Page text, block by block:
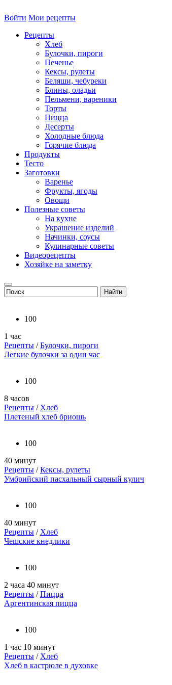
Войти Мои рецепты
Рецепты
Хлеб
Булочки, пироги
Печенье
Кексы, рулеты
Беляши, чебуреки
Блины, оладьи
Пельмени, вареники
Торты
Пицца
Десерты
Холодные блюда
Горячие блюда
Продукты
Тесто
Заготовки
Варенье
Фрукты, ягоды
Овощи
Полезные советы
На кухне
Украшение изделий
Начинки, соусы
Кулинарные советы
Видеорецепты
Хозяйке на заметку
100
1 час
Рецепты /Булочки, пироги
Легкие булочки за один час
100
8 часов
Рецепты / Хлеб
Плетеный хлеб бриошь
100
40 минут
Рецепты /Кексы, рулеты
Умбрийский пасхальный сырный кулич
100
40 минут
Рецепты / Хлеб
Чешские кнедлики
100
2 часа 40 минут
Рецепты /Пицца
Аргентинская пицца
100
1 час 10 минут
Рецепты / Хлеб
Хлеб в кастрюле в духовке